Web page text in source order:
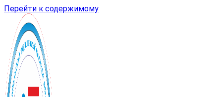
Перейти к содержимому